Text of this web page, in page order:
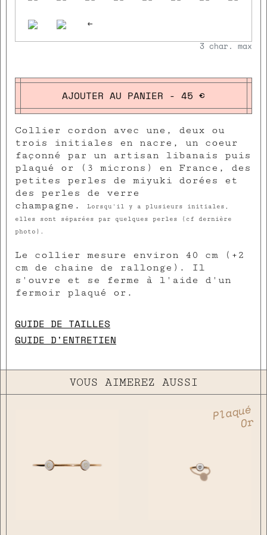
<-
3 char. max
AJOUTER AU PANIER - 45 €
Collier cordon avec une, deux ou
trois initiales en nacre, un coeur
façonné par un artisan libanais puis
plaqué or (3 microns) en France, des
petites perles de miyuki dorées et
des perles de verre
champagne.
Lorsqu'il y a plusieurs initiales,
elles sont séparées par quelques perles (cf dernière
photo).
Le collier mesure environ 40 cm (+2
cm de chaine de rallonge). Il
s'ouvre et se ferme à l'aide d'un
fermoir plaqué or.
GUIDE DE TAILLES
GUIDE D'ENTRETIEN
VOUS AIMEREZ AUSSI
Plaqué
Or